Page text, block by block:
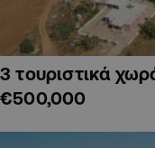
3 τουριστικά
€500,000